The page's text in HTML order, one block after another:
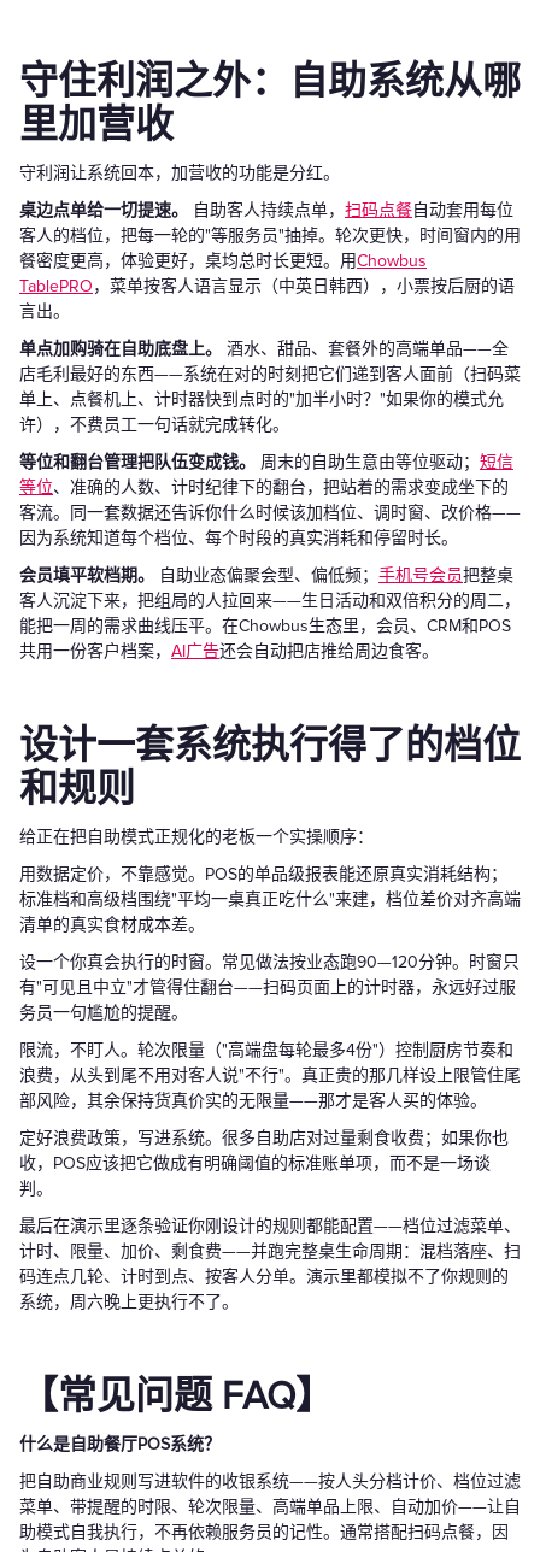
守住利润之外：自助系统从哪
里加营收
守利润让系统回本，加营收的功能是分红。
桌边点单给一切提速。
自助客人持续点单， 扫码点餐自动套用每位
客人的档位，把每一轮的"等服务员"抽掉。轮次更快，时间窗内的用
餐密度更高，体验更好，桌均总时长更短。用Chowbus
TablePRO，菜单按客人语言显示（中英日韩西），小票按后厨的语
言出。
单点加购骑在自助底盘上。
酒水、甜品、套餐外的高端单品——全
店毛利最好的东西——系统在对的时刻把它们递到客人面前（扫码菜
单上、点餐机上、计时器快到点时的"加半小时？"如果你的模式允
许），不费员工一句话就完成转化。
等位和翻台管理把队伍变成钱。
周末的自助生意由等位驱动； 短信
等位、准确的人数、计时纪律下的翻台，把站着的需求变成坐下的
客流。同一套数据还告诉你什么时候该加档位、调时窗、改价格——
因为系统知道每个档位、每个时段的真实消耗和停留时长。
会员填平软档期。
自助业态偏聚会型、偏低频； 手机号会员把整桌
客人沉淀下来，把组局的人拉回来——生日活动和双倍积分的周二，
能把一周的需求曲线压平。在Chowbus生态里，会员、CRM和POS
共用一份客户档案， AI广告还会自动把店推给周边食客。
设计一套系统执行得了的档位
和规则
给正在把自助模式正规化的老板一个实操顺序：
用数据定价，不靠感觉。POS的单品级报表能还原真实消耗结构；
标准档和高级档围绕"平均一桌真正吃什么"来建，档位差价对齐高端
清单的真实食材成本差。
设一个你真会执行的时窗。常见做法按业态跑90—120分钟。时窗只
有"可见且中立"才管得住翻台——扫码页面上的计时器，永远好过服
务员一句尴尬的提醒。
限流，不盯人。轮次限量（"高端盘每轮最多4份"）控制厨房节奏和
浪费，从头到尾不用对客人说"不行"。真正贵的那几样设上限管住尾
部风险，其余保持货真价实的无限量——那才是客人买的体验。
定好浪费政策，写进系统。很多自助店对过量剩食收费；如果你也
收，POS应该把它做成有明确阈值的标准账单项，而不是一场谈
判。
最后在演示里逐条验证你刚设计的规则都能配置——档位过滤菜单、
计时、限量、加价、剩食费——并跑完整桌生命周期：混档落座、扫
码连点几轮、计时到点、按客人分单。演示里都模拟不了你规则的
系统，周六晚上更执行不了。
【常见问题 FAQ】
什么是自助餐厅POS系统？
把自助商业规则写进软件的收银系统——按人头分档计价、档位过滤
菜单、带提醒的时限、轮次限量、高端单品上限、自动加价——让自
助模式自我执行，不再依赖服务员的记性。通常搭配扫码点餐，因